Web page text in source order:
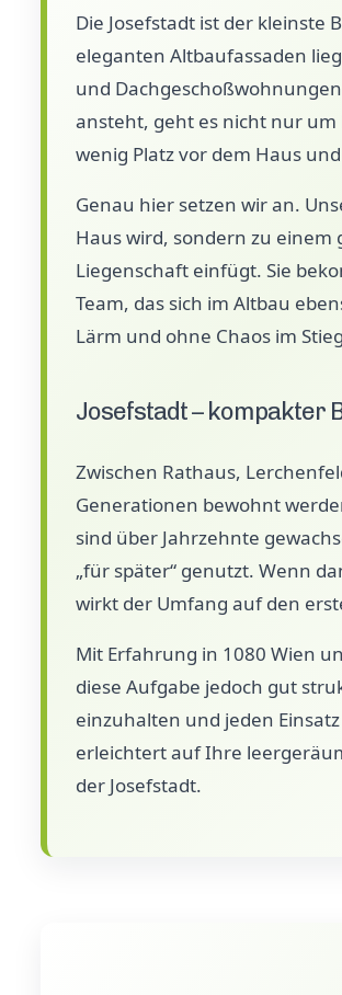
Die Josefstadt ist der kleinste
eleganten Altbaufassaden
und
ansteht, geht es nicht nur
wenig Platz vor dem Haus
Genau hier setzen wir an.
Haus wird, sondern zu einem
Liegenschaft einfügt. Sie
Team, das sich im Altbau
Lärm und ohne Chaos im
Josefstadt – kompakter
Zwischen Rathaus,
Generationen bewohnt
sind über Jahrzehnte
„für später“ genutzt. Wenn
wirkt der Umfang auf den
Mit Erfahrung in 1080 Wien
diese Aufgabe jedoch gut
einzuhalten und jeden
erleichtert auf Ihre
der Josefstadt.